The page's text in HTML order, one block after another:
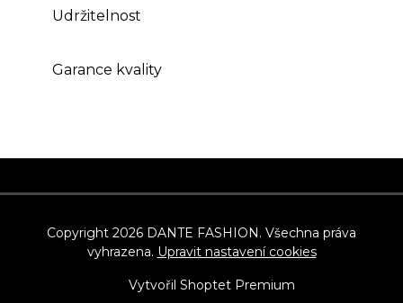
Udržitelnost
Garance kvality
á
Vytvořil Shoptet Premium
Copyright 2026 DANTE FASHION. Všechna práva
vyhrazena. Upravit nastavení cookies